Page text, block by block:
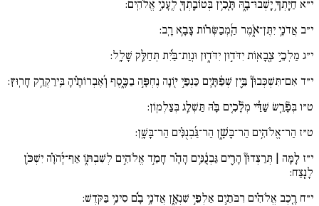
י״א חַיָּֽתְךָ֥ יָֽשְׁבוּ־בָ֑הּ תָּ֚כִ֥ין בְּטוֹבָֽתְךָ֖ לֶֽעָנִ֣י אֱלֹהִֽים:
י״ב אֲדֹנָ֥י יִתֶּן־אֹ֑מֶר הַֽ֜מְבַשְּׂר֗וֹת צָבָ֥א רָֽב:
י״ג מַלְכֵ֣י צְ֖בָאֽוֹת יִדֹּד֣וּן יִדֹּד֑וּן וּנְוַת־בַּ֜֗יִת תְּחַלֵּ֥ק שָׁלָֽל:
י״ד אִם־תִּשְׁכְּבוּן֘ בֵּ֪ין שְׁפַ֫תָּ֥יִם כַּנְפֵ֣י י֖וֹנָה נֶחְפָּ֣ה בַכֶּ֑סֶף וְ֜אֶבְרוֹתֶ֗יהָ בִּֽירַקְרַ֥ק חָרֽוּץ:
ט״ו בְּפָ֘רֵ֚שׂ שַׁדַּ֓י מְלָ֘כִ֚ים בָּ֗הּ תַּשְׁלֵ֥ג בְּצַלְמֽוֹן:
ט״ז הַר־אֱלֹהִ֥ים הַר־בָּשָׁ֑ן הַר־גַּ֜בְנֻנִּ֗ים הַר־בָּשָֽׁן:
י״ז לָ֚מָּה | תְּרַצְּדוּן֘ הָרִ֪ים גַּבְנֻ֫נִּ֥ים הָהָ֗ר חָמַ֣ד אֱלֹהִ֣ים לְשִׁבְתּ֑וֹ אַף־יְ֜הֹוָ֗ה יִשְׁכֹּ֥ן
לָנֶֽצַח:
י״ח רֶ֚כֶב אֱלֹהִ֗ים רִבֹּתַ֣יִם אַלְפֵ֣י שִׁנְאָ֑ן אֲדֹנָ֥י בָ֜֗ם סִינַ֥י בַּקֹּֽדֶשׁ: